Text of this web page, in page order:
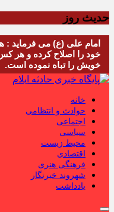
حدیث روز
خویش را تباه نموده است.
خانه
حوادث و انتظامی
اجتماعی
سیاسی
محیط زیست
اقتصادی
فرهنگی هنری
شهروند خبرنگار
یادداشت